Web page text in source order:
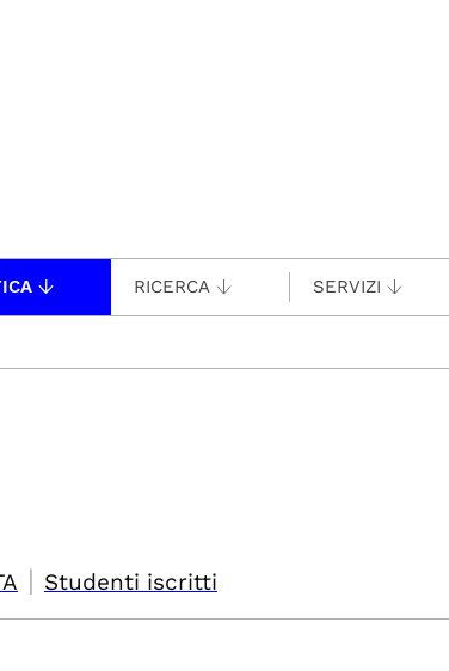
RICERCA SERVIZI
| Studenti iscritti